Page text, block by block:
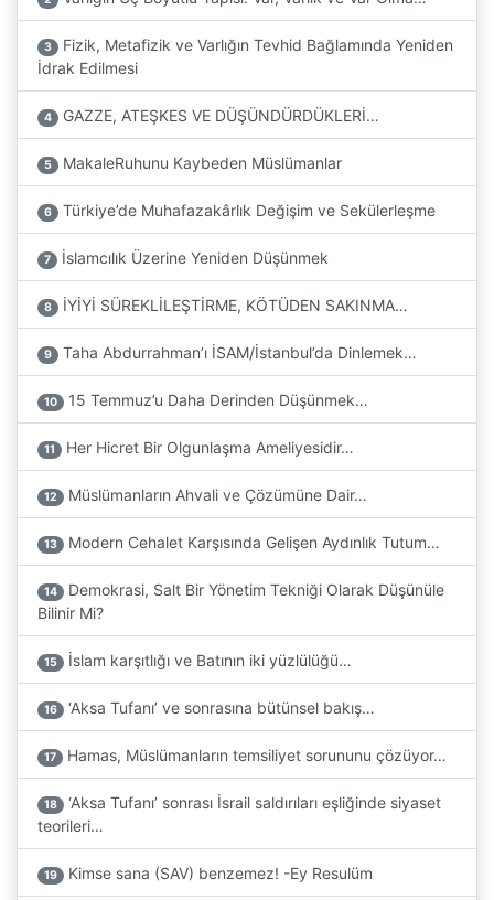
3
Fizik, Metafizik ve Varlığın Tevhid Bağlamında Yeniden
İdrak Edilmesi
4 GAZZE, ATEŞKES VE DÜŞÜNDÜRDÜKLERİ…
5 MakaleRuhunu Kaybeden Müslümanlar
6 Türkiye’de Muhafazakârlık Değişim ve Sekülerleşme
7 İslamcılık Üzerine Yeniden Düşünmek
8 İYİYİ SÜREKLİLEŞTİRME, KÖTÜDEN SAKINMA…
9 Taha Abdurrahman’ı İSAM/İstanbul’da Dinlemek…
10 15 Temmuz’u Daha Derinden Düşünmek…
11 Her Hicret Bir Olgunlaşma Ameliyesidir…
12 Müslümanların Ahvali ve Çözümüne Dair…
13 Modern Cehalet Karşısında Gelişen Aydınlık Tutum…
14
Demokrasi, Salt Bir Yönetim Tekniği Olarak Düşünüle
Bilinir Mi?
15 İslam karşıtlığı ve Batının iki yüzlülüğü…
16 ‘Aksa Tufanı’ ve sonrasına bütünsel bakış…
17 Hamas, Müslümanların temsiliyet sorununu çözüyor…
18
‘Aksa Tufanı’ sonrası İsrail saldırıları eşliğinde siyaset
teorileri…
19 Kimse sana (SAV) benzemez! -Ey Resulüm